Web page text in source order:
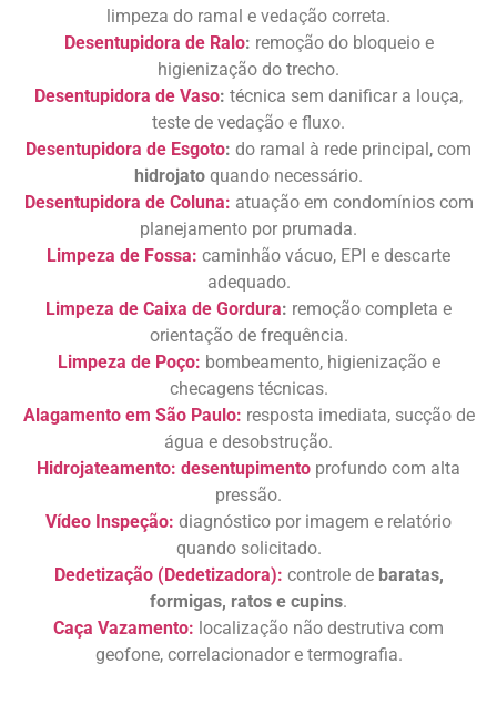
limpeza do ramal e vedação correta.
Desentupidora de Ralo: remoção do bloqueio e
higienização do trecho.
Desentupidora de Vaso: técnica sem danificar a louça,
teste de vedação e fluxo.
Desentupidora de Esgoto: do ramal à rede principal, com
hidrojato quando necessário.
Desentupidora de Coluna: atuação em condomínios com
planejamento por prumada.
Limpeza de Fossa: caminhão vácuo, EPI e descarte
adequado.
Limpeza de Caixa de Gordura: remoção completa e
orientação de frequência.
Limpeza de Poço: bombeamento, higienização e
checagens técnicas.
Alagamento em São Paulo: resposta imediata, sucção de
água e desobstrução.
Hidrojateamento: desentupimento profundo com alta
pressão.
Vídeo Inspeção: diagnóstico por imagem e relatório
quando solicitado.
Dedetização (Dedetizadora): controle de baratas,
formigas, ratos e cupins.
Caça Vazamento: localização não destrutiva com
geofone, correlacionador e termografia.